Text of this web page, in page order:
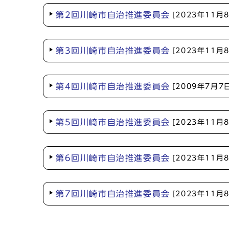
第2回川崎市自治推進委員会 [2023年11月8
第3回川崎市自治推進委員会 [2023年11月8
第4回川崎市自治推進委員会 [2009年7月7
第5回川崎市自治推進委員会 [2023年11月8
第6回川崎市自治推進委員会 [2023年11月8
第7回川崎市自治推進委員会 [2023年11月8